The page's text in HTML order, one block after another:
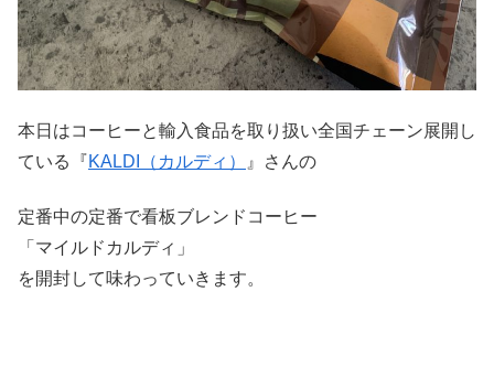
本日はコーヒーと輸入食品を取り扱い全国チェーン展開し
ている『KALDI（カルディ） 』さんの
定番中の定番で看板ブレンドコーヒー
「マイルドカルディ」
を開封して味わっていきます。